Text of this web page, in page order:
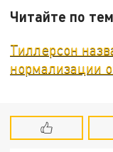
Читайте по
Тиллерсон
нормализации